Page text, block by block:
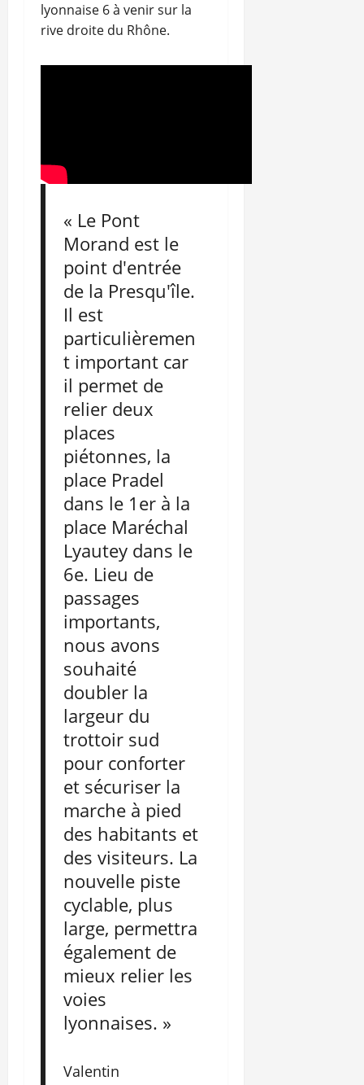
lyonnaise 6 à venir sur la
rive droite du Rhône.
« Le Pont
Morand est le
point d'entrée
de la Presqu'île.
Il est
particulièremen
t important car
il permet de
relier deux
places
piétonnes, la
place Pradel
dans le 1er à la
place Maréchal
Lyautey dans le
6e. Lieu de
passages
importants,
nous avons
souhaité
doubler la
largeur du
trottoir sud
pour conforter
et sécuriser la
marche à pied
des habitants et
des visiteurs. La
nouvelle piste
cyclable, plus
large, permettra
également de
mieux relier les
voies
lyonnaises. »
Valentin